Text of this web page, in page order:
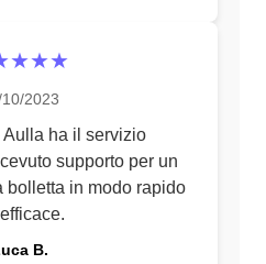
2023
ha il servizio
supporto per un
bolletta in modo rapido
B.